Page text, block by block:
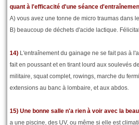
quant à l'efficacité d'une séance
A) vous avez une tonne de micro traumas dans
B) beaucoup de déchets d'acide lactique.
14) L'entraînement du gainage ne se fait pas à
fait en poussant et en tirant lourd aux soulevés
militaire, squat complet, rowings, marche du
extensions au banc à lombaire, et aux abdos.
15) Une bonne salle n'a rien à voir avec la
a une piscine, des UV, ou même si elle est